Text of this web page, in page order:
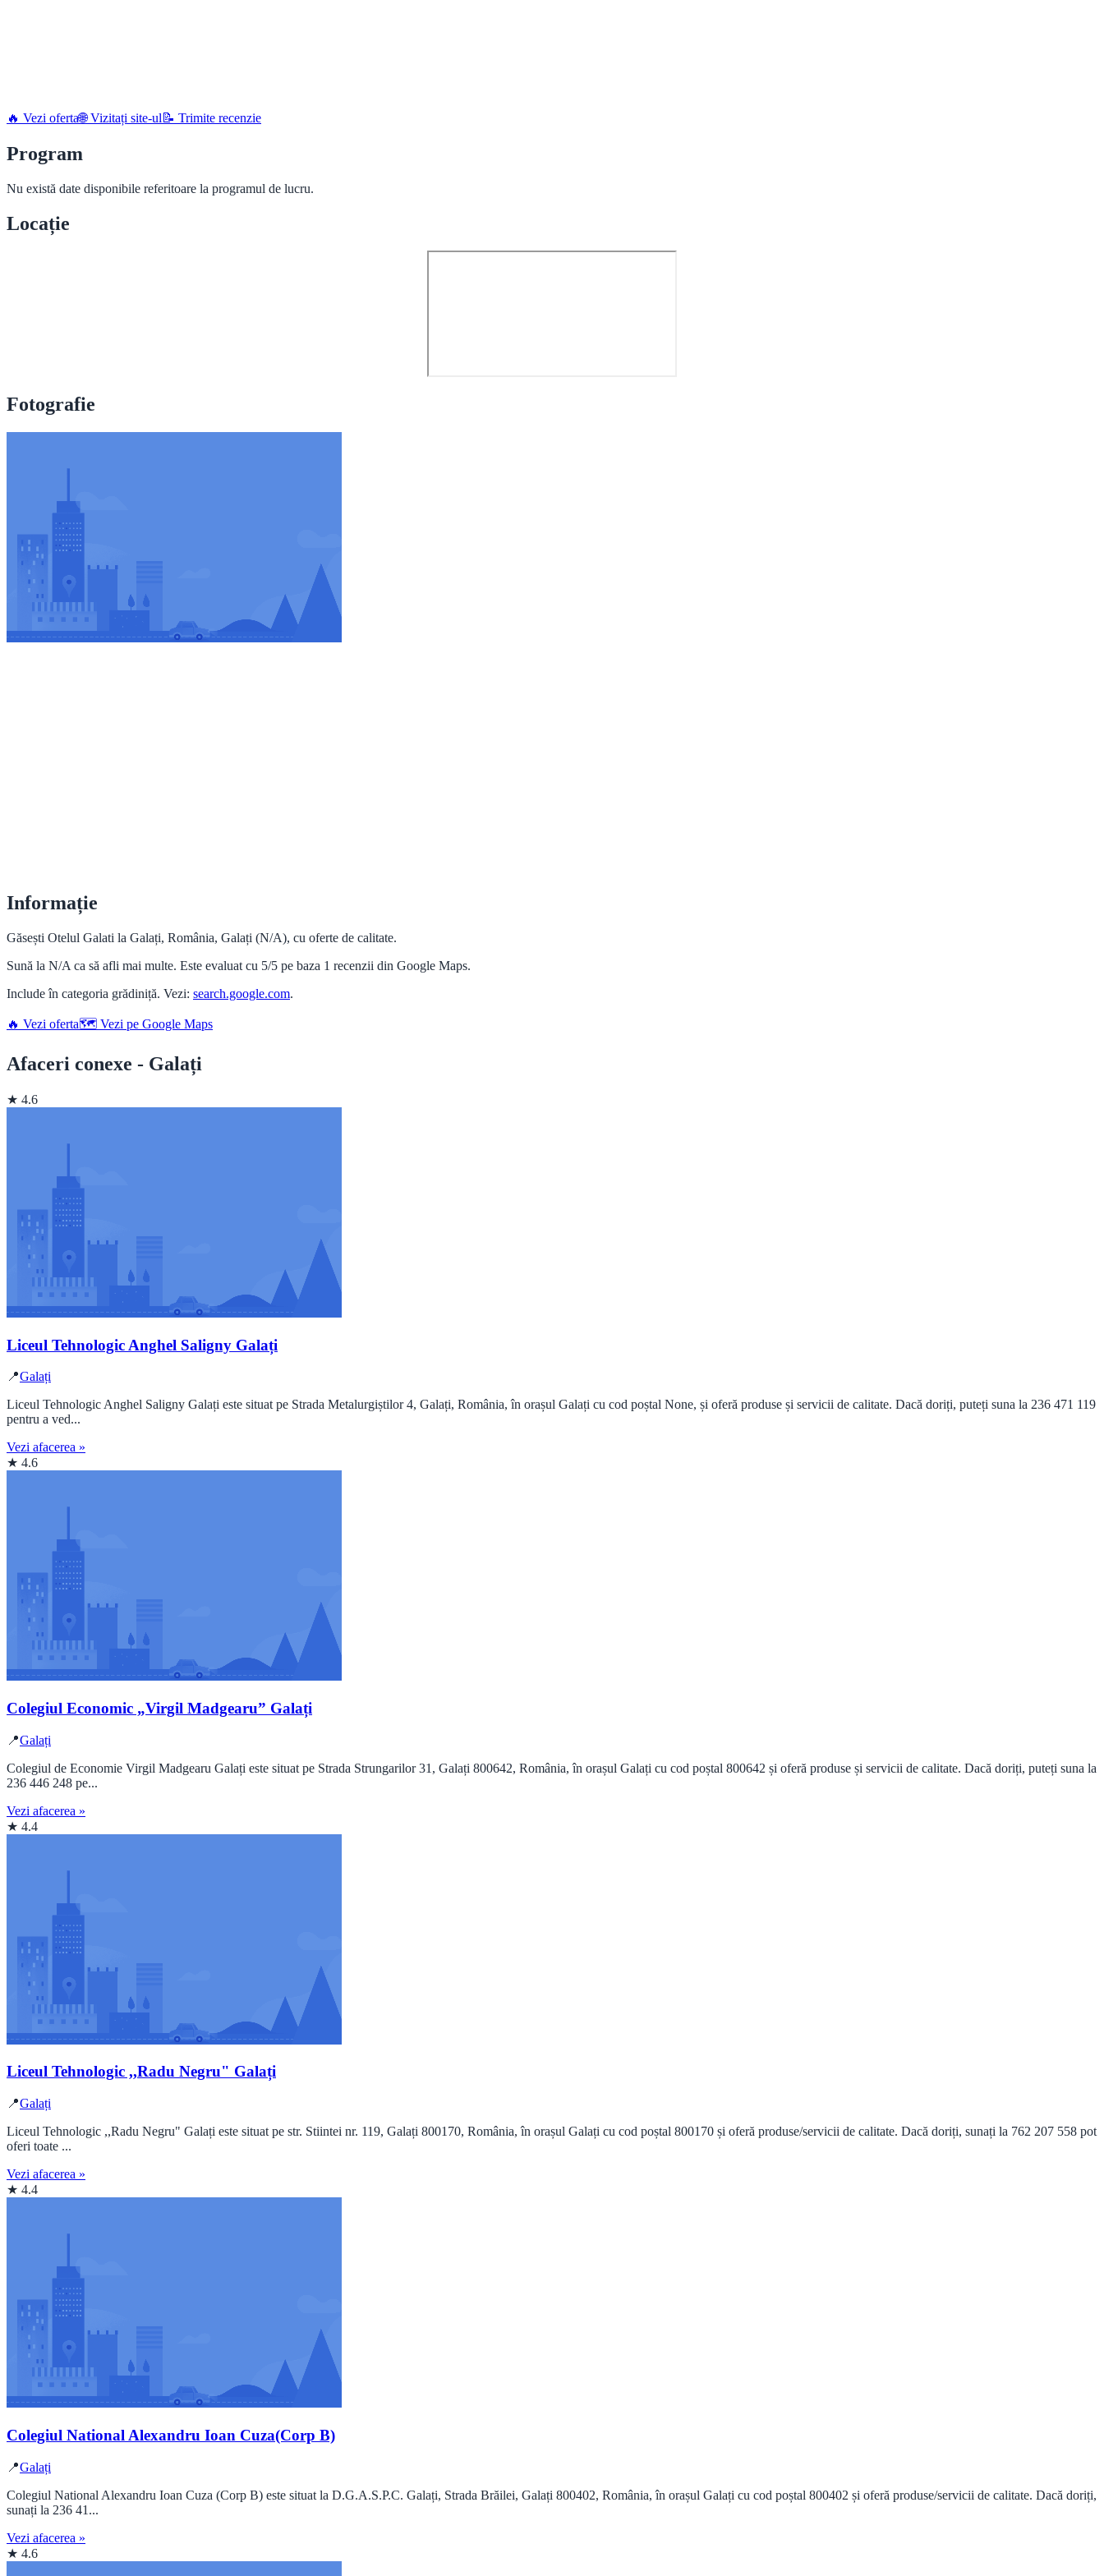
🔥 Vezi oferta🌐 Vizitați site-ul 📝 Trimite recenzie
Program
Nu există date disponibile referitoare la programul de lucru.
Locație
Fotografie
Informație
Găsești Otelul Galati la Galați, România, Galați (N/A), cu oferte de calitate.
Sună la N/A ca să afli mai multe. Este evaluat cu 5/5 pe baza 1 recenzii din Google Maps.
Include în categoria grădiniță. Vezi: search.google.com.
🔥 Vezi oferta🗺️ Vezi pe Google Maps
Afaceri conexe - Galați
★ 4.6
Liceul Tehnologic Anghel Saligny Galați
📍Galați
Liceul Tehnologic Anghel Saligny Galați este situat pe Strada Metalurgiștilor 4, Galați, România, în orașul Galați cu cod poștal None, și oferă produse și servicii de calitate. Dacă doriți, puteți suna la 236 471 119
pentru a ved...
Vezi afacerea »
★ 4.6
Colegiul Economic „Virgil Madgearu” Galați
📍Galați
Colegiul de Economie Virgil Madgearu Galați este situat pe Strada Strungarilor 31, Galați 800642, România, în orașul Galați cu cod poștal 800642 și oferă produse și servicii de calitate. Dacă doriți, puteți suna la
236 446 248 pe...
Vezi afacerea »
★ 4.4
Liceul Tehnologic ,,Radu Negru" Galați
📍Galați
Liceul Tehnologic ,,Radu Negru" Galați este situat pe str. Stiintei nr. 119, Galați 800170, România, în orașul Galați cu cod poștal 800170 și oferă produse/servicii de calitate. Dacă doriți, sunați la 762 207 558 pot
oferi toate ...
Vezi afacerea »
★ 4.4
Colegiul National Alexandru Ioan Cuza(Corp B)
📍Galați
Colegiul National Alexandru Ioan Cuza (Corp B) este situat la D.G.A.S.P.C. Galați, Strada Brăilei, Galați 800402, România, în orașul Galați cu cod poștal 800402 și oferă produse/servicii de calitate. Dacă doriți,
sunați la 236 41...
Vezi afacerea »
★ 4.6